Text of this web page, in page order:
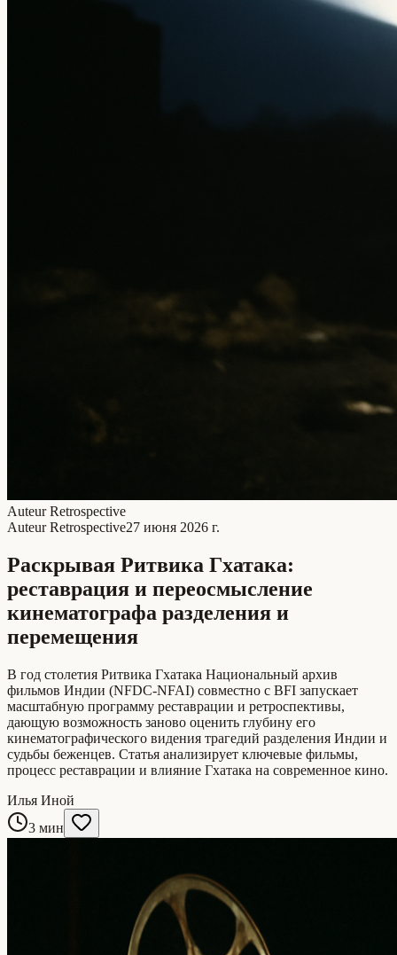
Auteur Retrospective
Auteur Retrospective27 июня 2026 г.
Раскрывая Ритвика Гхатакa:
реставрация и переосмысление
кинематографа разделения и
перемещения
В год столетия Ритвика Гхатакa Национальный архив
фильмов Индии (NFDC-NFAI) совместно с BFI запускает
масштабную программу реставрации и ретроспективы,
дающую возможность заново оценить глубину его
кинематографического видения трагедий разделения Индии и
судьбы беженцев. Статья анализирует ключевые фильмы,
процесс реставрации и влияние Гхатакa на современное кино.
Илья Иной
3 мин